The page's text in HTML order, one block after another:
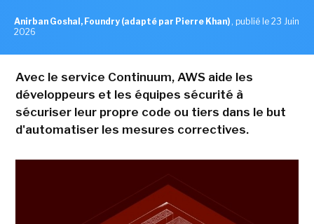
Anirban Goshal, Foundry (adapté par Pierre Khan) , publié le 23 Juin
2026
Avec le service Continuum, AWS aide les
développeurs et les équipes sécurité à
sécuriser leur propre code ou tiers dans le but
d'automatiser les mesures correctives.